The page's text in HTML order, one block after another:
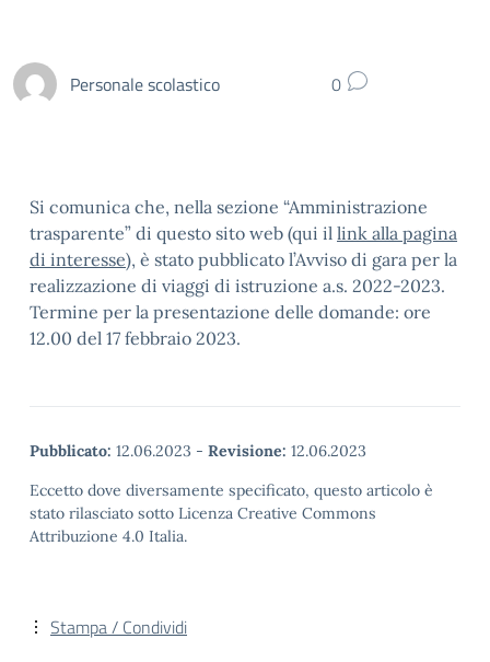
Personale scolastico 0
Si comunica che, nella sezione “Amministrazione
trasparente” di questo sito web (qui il link alla pagina
di interesse), è stato pubblicato l’Avviso di gara per la
realizzazione di viaggi di istruzione a.s. 2022-2023.
Termine per la presentazione delle domande: ore
12.00 del 17 febbraio 2023.
Pubblicato: 12.06.2023 - Revisione: 12.06.2023
Eccetto dove diversamente specificato, questo articolo è
stato rilasciato sotto Licenza Creative Commons
Attribuzione 4.0 Italia.
Stampa / Condividi